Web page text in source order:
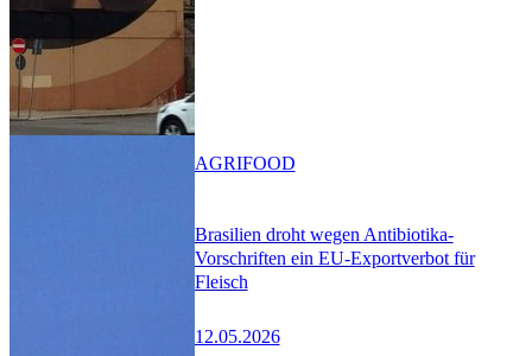
Brasilien droht wegen Antibiotika-
Vorschriften ein EU-Exportverbot für
Fleisch
12.05.2026
AGRIFOOD